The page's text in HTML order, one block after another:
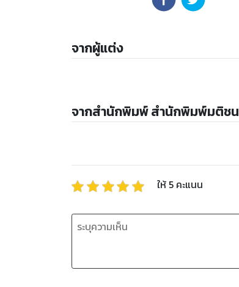
จากผู้แต่ง
จากสำนักพิมพ์ สำนักพิมพ์มติชน
ให้ 5 คะแนน